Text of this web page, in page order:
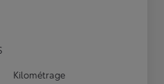
Kilométrage